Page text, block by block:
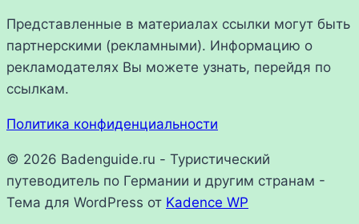
Представленные в материалах ссылки могут быть
партнерскими (рекламными). Информацию о
рекламодателях Вы можете узнать, перейдя по
ссылкам.
Политика конфиденциальности
© 2026 Badenguide.ru - Туристический
путеводитель по Германии и другим странам -
Тема для WordPress от Kadence WP